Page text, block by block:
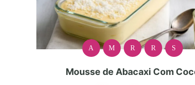
A M R R S
Mousse de Abacaxi Com